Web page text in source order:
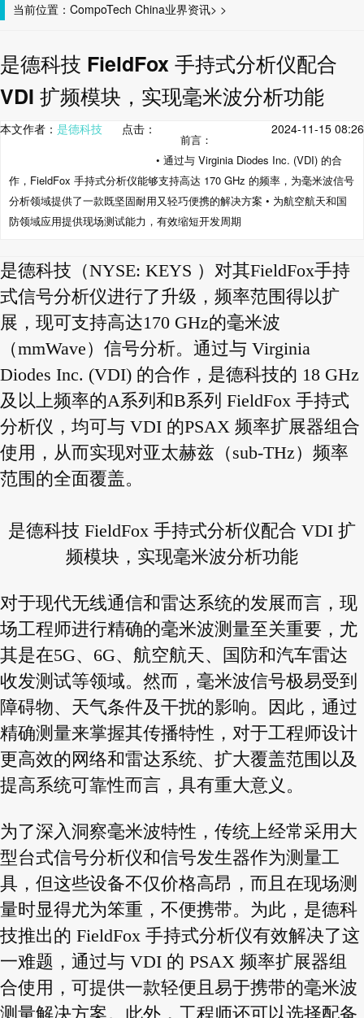
当前位置： CompoTech China >
业界资讯 >
是德科技 FieldFox 手持式分析仪配合
VDI 扩频模块，实现毫米波分析功能
本文作者： 是德科技 点击： 2024-11-15 08:26
前言：
• 通过与 Virginia Diodes Inc. (VDI) 的合
作，FieldFox 手持式分析仪能够支持高达 170 GHz 的频率，为毫米波信号
分析领域提供了一款既坚固耐用又轻巧便携的解决方案 • 为航空航天和国
防领域应用提供现场测试能力，有效缩短开发周期
是德科技（NYSE: KEYS ）对其FieldFox手持
式信号分析仪进行了升级，频率范围得以扩
展，现可支持高达170 GHz的毫米波
（mmWave）信号分析。通过与 Virginia
Diodes Inc. (VDI) 的合作，是德科技的 18 GHz
及以上频率的A系列和B系列 FieldFox 手持式
分析仪，均可与 VDI 的PSAX 频率扩展器组合
使用，从而实现对亚太赫兹（sub-THz）频率
范围的全面覆盖。
是德科技 FieldFox 手持式分析仪配合 VDI 扩
频模块，实现毫米波分析功能
对于现代无线通信和雷达系统的发展而言，现
场工程师进行精确的毫米波测量至关重要，尤
其是在5G、6G、航空航天、国防和汽车雷达
收发测试等领域。然而，毫米波信号极易受到
障碍物、天气条件及干扰的影响。因此，通过
精确测量来掌握其传播特性，对于工程师设计
更高效的网络和雷达系统、扩大覆盖范围以及
提高系统可靠性而言，具有重大意义。
为了深入洞察毫米波特性，传统上经常采用大
型台式信号分析仪和信号发生器作为测量工
具，但这些设备不仅价格高昂，而且在现场测
量时显得尤为笨重，不便携带。为此，是德科
技推出的 FieldFox 手持式分析仪有效解决了这
一难题，通过与 VDI 的 PSAX 频率扩展器组
合使用，可提供一款轻便且易于携带的毫米波
测量解决方案。此外，工程师还可以选择配备